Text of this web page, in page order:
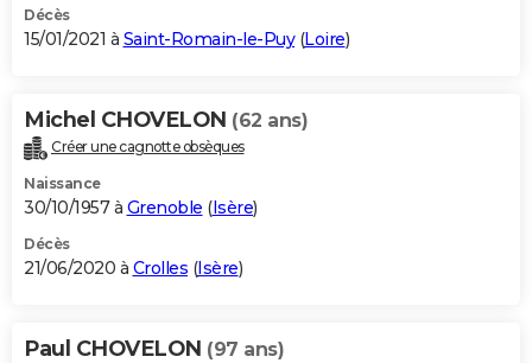
Décès
15/01/2021 à Saint-Romain-le-Puy(Loire)
Michel CHOVELON (62 ans)
Créer une cagnotte obsèques
Naissance
30/10/1957 à Grenoble (Isère)
Décès
21/06/2020 à Crolles (Isère)
Paul CHOVELON (97 ans)